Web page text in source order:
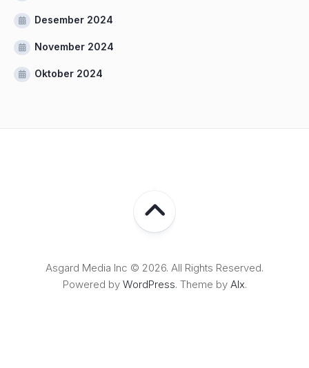
Desember 2024
November 2024
Oktober 2024
Asgard Media Inc © 2026. All Rights Reserved.
Powered by WordPress. Theme by Alx.